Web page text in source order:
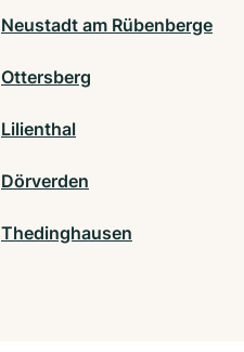
Neustadt am Rübenberge
Ottersberg
Lilienthal
Dörverden
Thedinghausen